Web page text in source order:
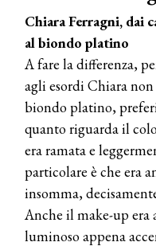
Chiara Ferragni, dai
al biondo platino
A fare la differenza,
agli esordi Chiara
biondo platino,
quanto riguarda il
era ramata e
particolare è che era
insomma,
Anche il make-up era
luminoso appena
DYSON
Dyson presenta la
pervinca e rosé per
COTRIL
Continua la
Cotril alla Festa del
TONI&GUY
A Natale regala una
TONI&GUY “Feel